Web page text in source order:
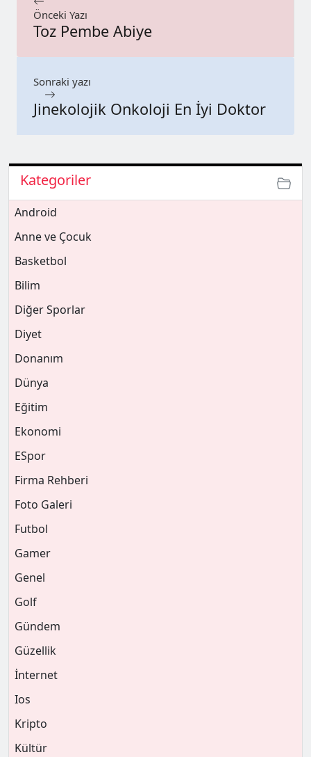
Önceki Yazı
Toz Pembe Abiye
Sonraki yazı
Jinekolojik Onkoloji En İyi Doktor
Kategoriler
Android
Anne ve Çocuk
Basketbol
Bilim
Diğer Sporlar
Diyet
Donanım
Dünya
Eğitim
Ekonomi
ESpor
Firma Rehberi
Foto Galeri
Futbol
Gamer
Genel
Golf
Gündem
Güzellik
İnternet
Ios
Kripto
Kültür